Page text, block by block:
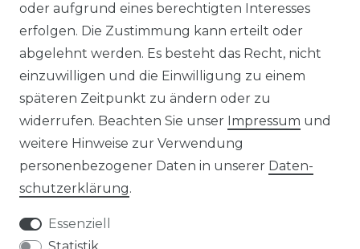
SERVICE
RETOURENINFO
KONTAKT
ZAHLUNGSARTEN
oder aufgrund eines berechtigten Interesses
erfolgen. Die Zustimmung kann erteilt oder
abgelehnt werden. Es besteht das Recht, nicht
einzuwilligen und die Einwilligung zu einem
späteren Zeitpunkt zu ändern oder zu
widerrufen. Beachten Sie unser Impressum und
weitere Hinweise zur Verwendung
personenbezogener Daten in unserer Daten­
schutz­erklärung.
Essenziell